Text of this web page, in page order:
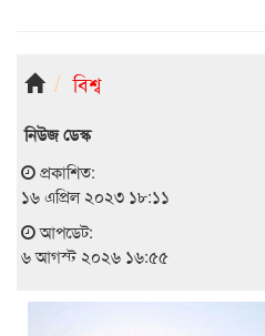
বিশ্ব
নিউজ ডেস্ক
প্রকাশিত:
১৬ এপ্রিল ২০২৩ ১৮:১১
আপডেট:
৬ আগস্ট ২০২৬ ১৬:৫৫